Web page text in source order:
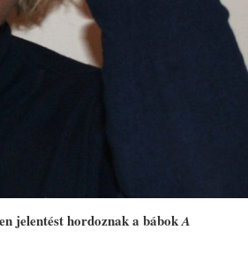
jelentést hordoznak a bábokA